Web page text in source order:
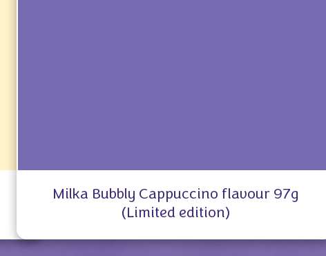
Milka Bubbly Cappuccino flavour 97g
(Limited edition)